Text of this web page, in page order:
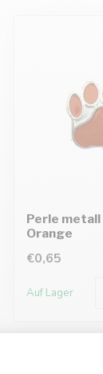
Perle
Orange
€0,65
Auf Lager